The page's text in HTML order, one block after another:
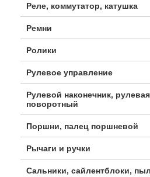
Реле, коммутатор, катушка
Ремни
Ролики
Рулевое управление
Рулевой наконечник, рулевая
поворотный
Поршни, палец поршневой
Рычаги и ручки
Сальники, сайлентблоки,